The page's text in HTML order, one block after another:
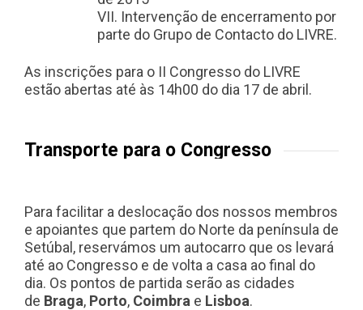
VII. Intervenção de encerramento por
parte do Grupo de Contacto do LIVRE.
As inscrições para o II Congresso do LIVRE
estão abertas até às 14h00 do dia 17 de abril.
Transporte para o Congresso
Para facilitar a deslocação dos nossos membros
e apoiantes que partem do Norte da península de
Setúbal, reservámos um autocarro que os levará
até ao Congresso e de volta a casa ao final do
dia. Os pontos de partida serão as cidades
de Braga, Porto, Coimbra e Lisboa.